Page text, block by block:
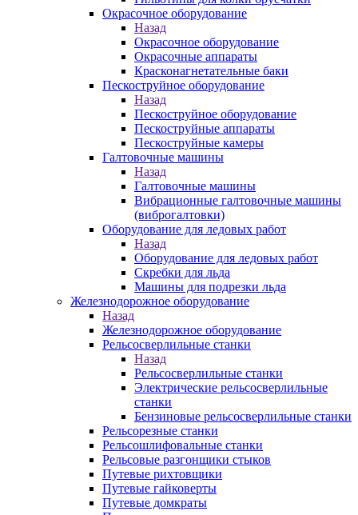
Окрасочное оборудование
Назад
Окрасочное оборудование
Окрасочные аппараты
Красконагнетательные баки
Пескоструйное оборудование
Назад
Пескоструйное оборудование
Пескоструйные аппараты
Пескоструйные камеры
Галтовочные машины
Назад
Галтовочные машины
Вибрационные галтовочные машины
(виброгалтовки)
Оборудование для ледовых работ
Назад
Оборудование для ледовых работ
Скребки для льда
Машины для подрезки льда
Железнодорожное оборудование
Назад
Железнодорожное оборудование
Рельсосверлильные станки
Назад
Рельсосверлильные станки
Электрические рельсосверлильные
станки
Бензиновые рельсосверлильные станки
Рельсорезные станки
Рельсошлифовальные станки
Рельсовые разгонщики стыков
Путевые рихтовщики
Путевые гайковерты
Путевые домкраты